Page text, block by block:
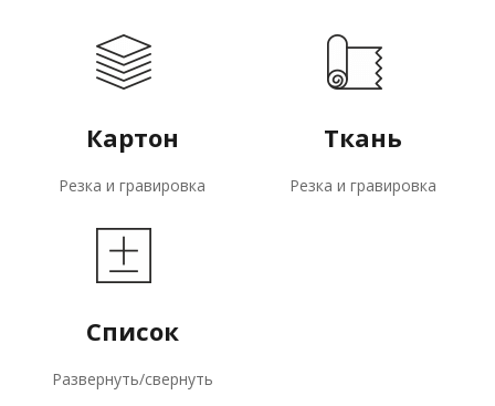
Картон
Резка и гравировка
Ткань
Резка и гравировка
Список
Развернуть/свернуть